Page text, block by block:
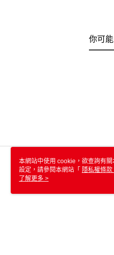
你可
本網站中使用 cookie，欲查詢有
設定，請參閱本網站「 隱私權條款
使用 cookie。
了解更多 >